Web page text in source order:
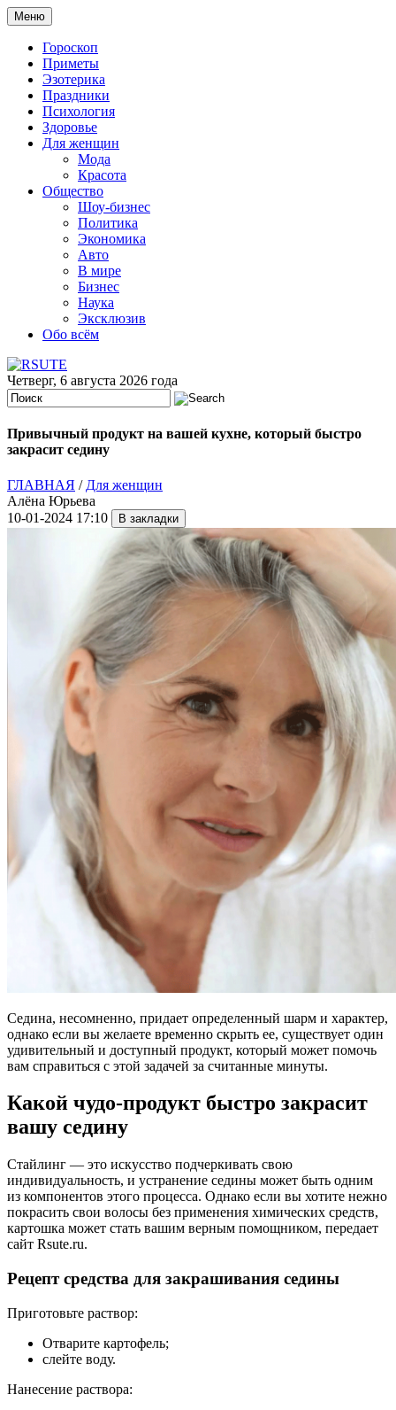
Меню
Гороскоп
Приметы
Эзотерика
Праздники
Психология
Здоровье
Для женщин
Мода
Красота
Общество
Шоу-бизнес
Политика
Экономика
Авто
В мире
Бизнес
Наука
Эксклюзив
Обо всём
Четверг, 6 августа 2026 года
Привычный продукт на вашей кухне, который быстро
закрасит седину
ГЛАВНАЯ / Для женщин
Алёна Юрьева
10-01-2024 17:10
Седина, несомненно, придает определенный шарм и характер,
однако если вы желаете временно скрыть ее, существует один
удивительный и доступный продукт, который может помочь
вам справиться с этой задачей за считанные минуты.
Какой чудо-продукт быстро закрасит
вашу седину
Стайлинг — это искусство подчеркивать свою
индивидуальность, и устранение седины может быть одним
из компонентов этого процесса. Однако если вы хотите нежно
покрасить свои волосы без применения химических средств,
картошка может стать вашим верным помощником, передает
сайт Rsute.ru.
Рецепт средства для закрашивания седины
Приготовьте раствор:
Отварите картофель;
слейте воду.
Нанесение раствора: